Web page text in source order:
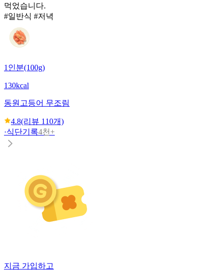
먹었습니다.
#일반식 #저녁
1인분(100g)
130kcal
동원 고등어 무조림
4.8(리뷰 110개)
·식단기록4천+
지금 가입하고